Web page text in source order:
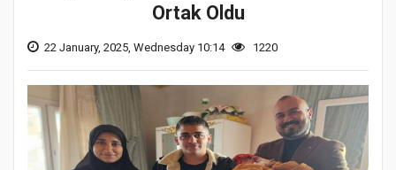
Ortak Oldu
22 January, 2025, Wednesday 10:14 1220